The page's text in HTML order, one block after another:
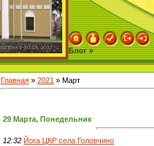
Блог »
Главная » 2021 » Март
29 Марта, Понедельник
12:32 Йога ЦКР села Головчино